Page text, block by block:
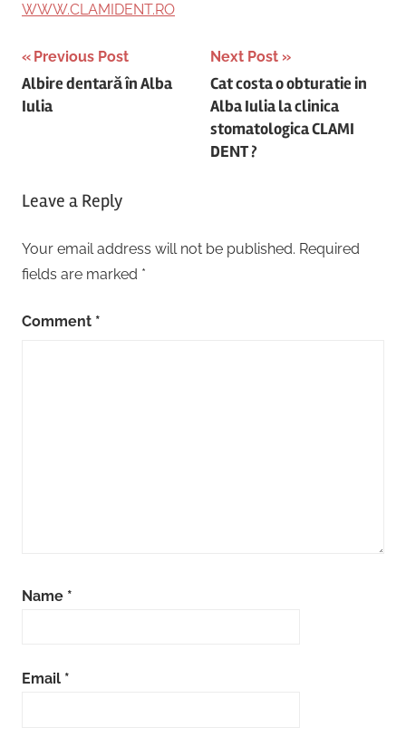
WWW.CLAMIDENT.RO
Post
navigation
Previous Post
Albire dentară în Alba
Iulia
Next Post
Cat costa o obturatie in
Alba Iulia la clinica
stomatologica CLAMI
DENT ?
Leave a Reply
Your email address will not be published. Required
fields are marked *
Comment *
Name *
Email *